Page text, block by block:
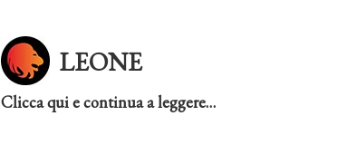
LEONE
Clicca qui e continua a leggere…